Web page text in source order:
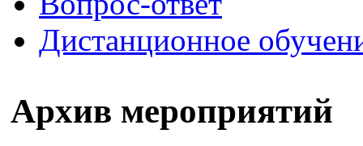
Дистанционное
Архив мероприятий